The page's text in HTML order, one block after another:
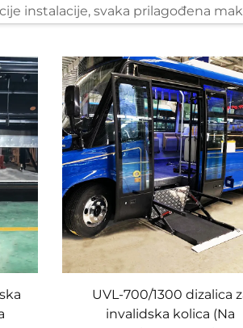
instalacije, svaka prilagođena
ulaznih koraka — skrivena kada
prostora, osiguravajući da
poput prijevoznih autobusa ili
u teretni prostor, s povlačivom
ispod šasije, s druge
te nudi najmanje uočljiv profil —
instalacije izvode certificirani
koje zadovoljava
izdržljiv dizajn platforme
od čvrstog, laganih
UVL-700/1300 dizalica
invalidska kolica (Na